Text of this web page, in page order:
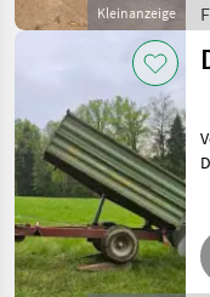
Kleinanzeige